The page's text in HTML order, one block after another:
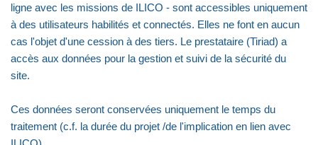
ligne avec les missions de ILICO - sont accessibles uniquement
à des utilisateurs habilités et connectés. Elles ne font en aucun
cas l'objet d'une cession à des tiers. Le prestataire (Tiriad) a
accès aux données pour la gestion et suivi de la sécurité du
site.
Ces données seront conservées uniquement le temps du
traitement (c.f. la durée du projet /de l'implication en lien avec